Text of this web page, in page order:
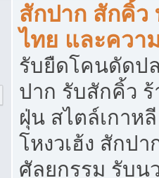
สักปาก สักคิ้
ไทย และควา
รับยืดโคนดัดป
ปาก รับสักคิ้ว
ฝุ่น สไตล์เกาห
โหงวเฮ้ง สักป
ศัลยกรรม รับน